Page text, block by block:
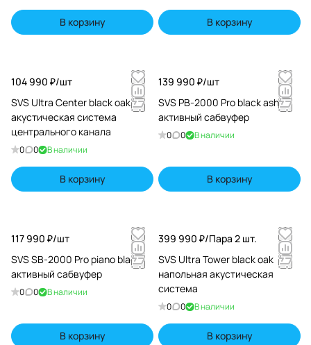
В корзину В корзину
104 990 ₽/шт
SVS Ultra Center black oak
акустическая система
центрального канала
0 0 В наличии
В корзину
139 990 ₽/шт
SVS PB-2000 Pro black ash
активный сабвуфер
0 0 В наличии
В корзину
117 990 ₽/шт
SVS SB-2000 Pro piano black
активный сабвуфер
0 0 В наличии
В корзину
399 990 ₽/Пара 2 шт.
SVS Ultra Tower black oak
напольная акустическая
система
0 0 В наличии
В корзину